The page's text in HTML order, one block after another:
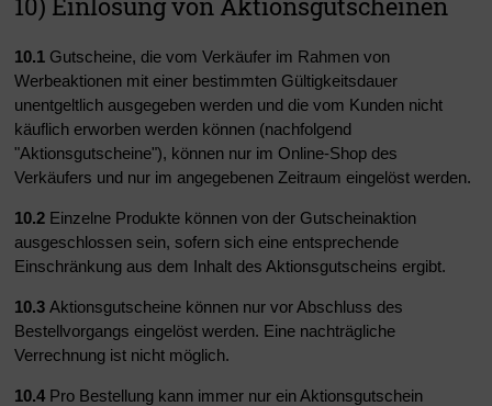
10) Einlösung von Aktionsgutscheinen
10.1 Gutscheine, die vom Verkäufer im Rahmen von
Werbeaktionen mit einer bestimmten Gültigkeitsdauer
unentgeltlich ausgegeben werden und die vom Kunden nicht
käuflich erworben werden können (nachfolgend
"Aktionsgutscheine"), können nur im Online-Shop des
Verkäufers und nur im angegebenen Zeitraum eingelöst werden.
10.2 Einzelne Produkte können von der Gutscheinaktion
ausgeschlossen sein, sofern sich eine entsprechende
Einschränkung aus dem Inhalt des Aktionsgutscheins ergibt.
10.3 Aktionsgutscheine können nur vor Abschluss des
Bestellvorgangs eingelöst werden. Eine nachträgliche
Verrechnung ist nicht möglich.
10.4 Pro Bestellung kann immer nur ein Aktionsgutschein